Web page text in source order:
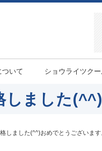
ついて ショウライツク
しました
しました(^^)おめでとうございます